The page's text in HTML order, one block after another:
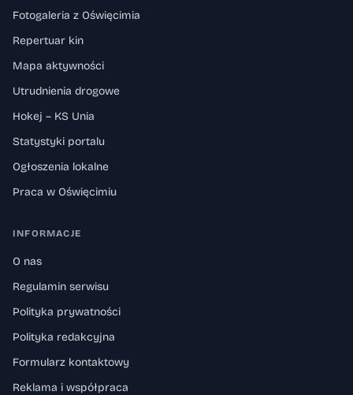
Fotogaleria z Oświęcimia
Repertuar kin
Mapa aktywności
Utrudnienia drogowe
Hokej – KS Unia
Statystyki portalu
Ogłoszenia lokalne
Praca w Oświęcimiu
INFORMACJE
O nas
Regulamin serwisu
Polityka prywatności
Polityka redakcyjna
Formularz kontaktowy
Reklama i współpraca